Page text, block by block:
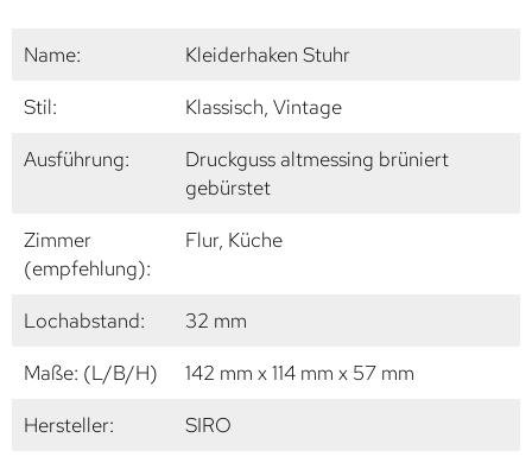
Name:
Kleiderhaken Stuhr
Stil:
Klassisch, Vintage
Ausführung:
Druckguss altmessing brüniert
gebürstet
Zimmer
(empfehlung):
Flur, Küche
Lochabstand:
32 mm
Maße: (L/B/H)
142 mm x 114 mm x 57 mm
Hersteller:
SIRO